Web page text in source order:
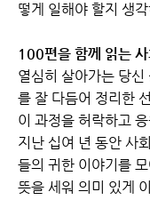
떻게 일해야 할지 생
100편을 함께 읽는
열심히 살아가는 당신
를 잘 다듬어 정리한
이 과정을 허락하고
지난 십여 년 동안 사
들의 귀한 이야기를
뜻을 세워 의미 있게